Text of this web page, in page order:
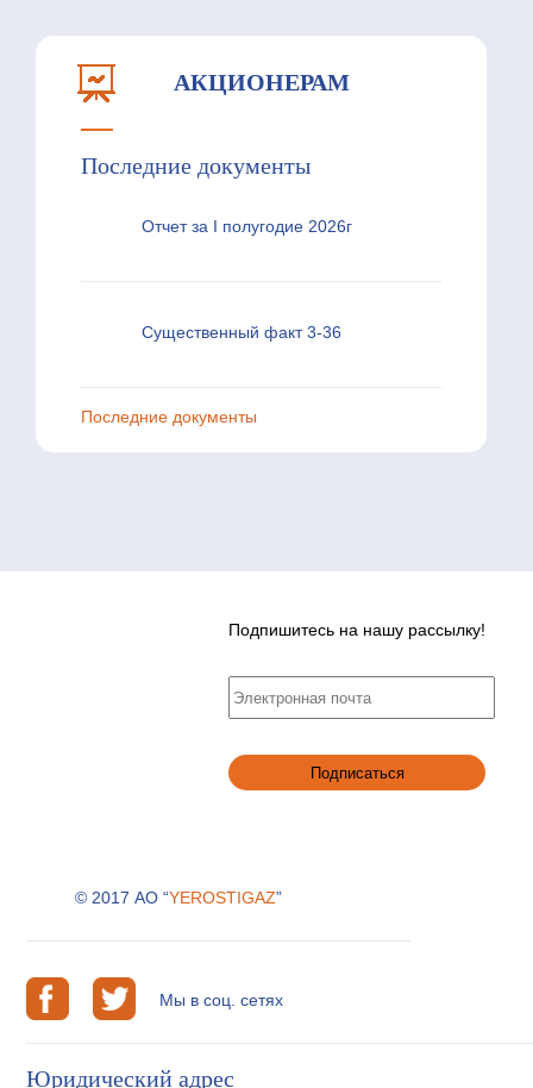
АКЦИОНЕРАМ
Последние документы
Отчет за I полугодие 2026г
Существенный факт 3-36
Последние документы
Подпишитесь на нашу рассылку!
© 2017 АО “YEROSTIGAZ”
Мы в соц. сетях
Юридический адрес